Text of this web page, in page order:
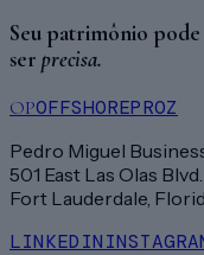
Seu patrimônio
ser precisa.
OPOFFSHOREPROZ
Pedro Miguel
501 East Las Olas
Fort Lauderdale,
LINKEDIN